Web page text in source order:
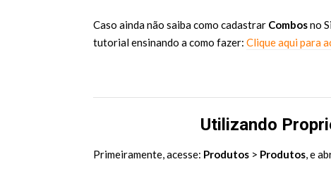
Caso ainda não saiba como cadastrar Combosno
tutorial ensinando a como fazer: Clique aqui para
Utilizando
Primeiramente, acesse: Produtos > Produtos, e